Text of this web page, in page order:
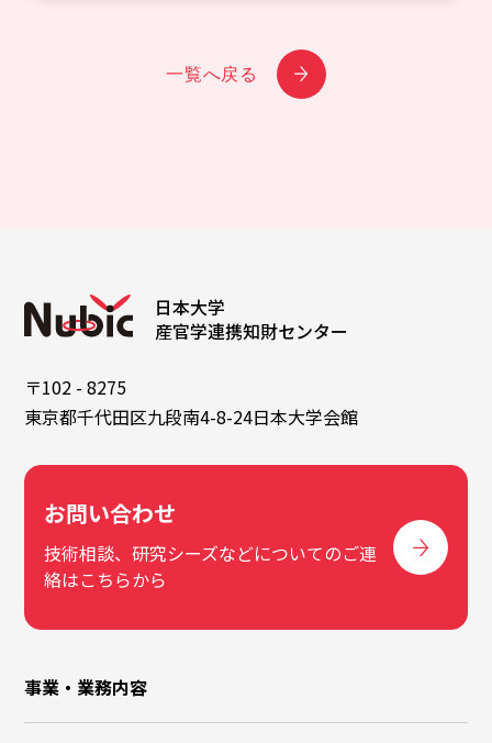
一覧へ戻る
日本大学
産官学連携知財センター
〒102 - 8275
東京都千代田区九段南4-8-24日本大学会館
お問い合わせ
技術相談、研究シーズなどについてのご連
絡はこちらから
事業・業務内容